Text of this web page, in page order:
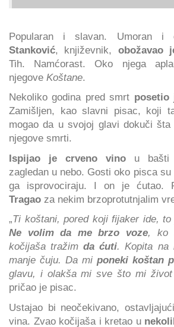
Popularan i slavan. Umoran i
Stanković, književnik, obožavao
Tih. Namćorast. Oko njega
njegove Koštane.
Nekoliko godina pred smrt posetio
Zamišljen, kao slavni pisac, koji
mogao da u svojoj glavi dokuči
njegove smrti.
Ispijao je crveno vino u bašti
zagledan u nebo. Gosti oko pisca
ga isprovociraju. I on je ćutao.
Tragao za nekim brzoprotutnjalim
„Ti koštani, pored koji fijaker ide,
Ne volim da me brzo voze, ko
kočijaša tražim da ćuti. Kopita na
manje čuju. Da mi poneki koštan
glavu, i olakša mi sve što mi život
pričao je pisac.
Ustajao bi neočekivano,
vina. Zvao kočijaša i kretao u